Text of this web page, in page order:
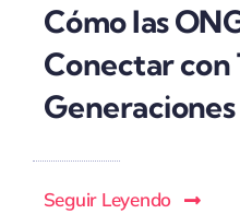
Cómo las
Conectar con
Generaciones
Seguir Leyendo